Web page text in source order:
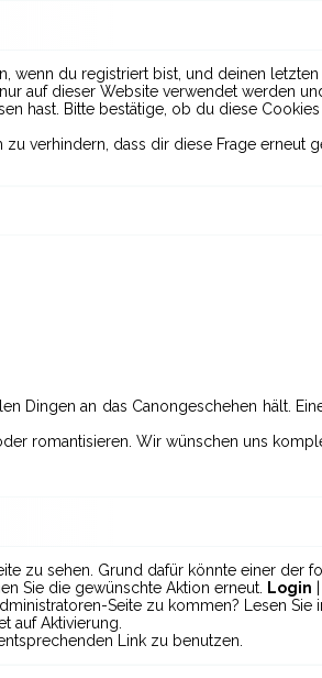
du registriert bist, und deinen
auf dieser Website verwendet werden
hast. Bitte bestätige, ob du diese
verhindern, dass dir diese Frage
Dingen an das Canongeschehen hält.
romantisieren. Wir wünschen uns
zu sehen. Grund dafür könnte einer der
Sie die gewünschte Aktion erneut.
Login
Seite zu kommen? Lesen
auf Aktivierung.
Link zu benutzen.